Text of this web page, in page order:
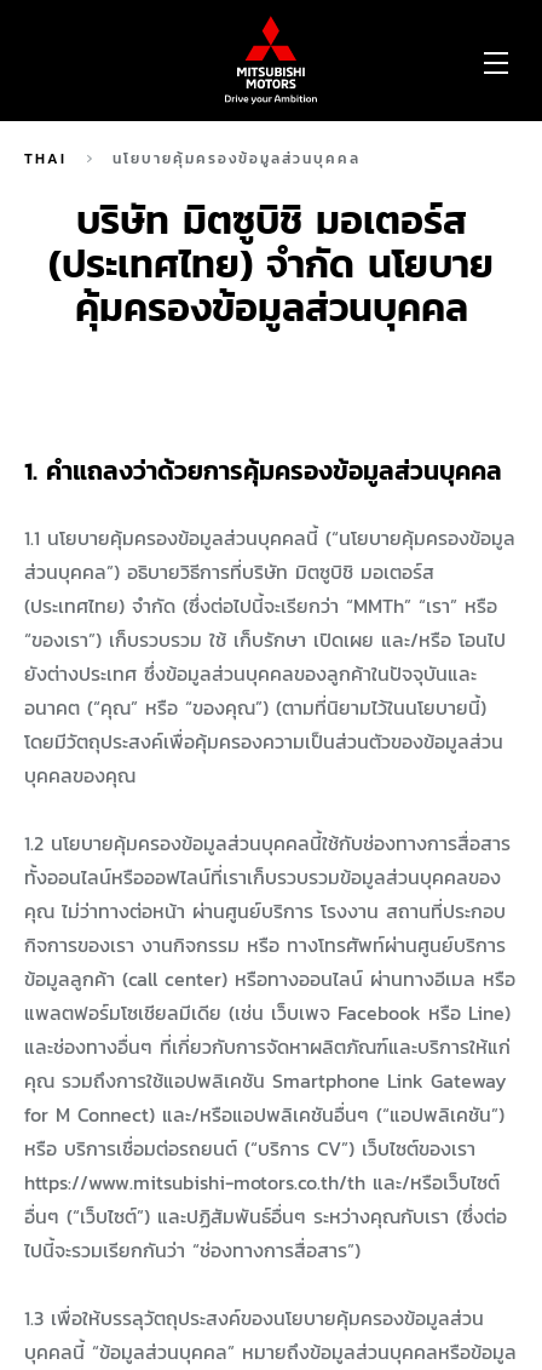
THAI นโยบายคุ้มครองข้อมูลส่วนบุคคล
บริษัท มิตซูบิชิ มอเตอร์ส
(ประเทศไทย) จำกัด นโยบาย
คุ้มครองข้อมูลส่วนบุคคล
1. คำแถลงว่าด้วยการคุ้มครองข้อมูลส่วนบุคคล
1.1 นโยบายคุ้มครองข้อมูลส่วนบุคคลนี้ (“นโยบายคุ้มครองข้อมูล
ส่วนบุคคล”) อธิบายวิธีการที่บริษัท มิตซูบิชิ มอเตอร์ส
(ประเทศไทย) จำกัด (ซึ่งต่อไปนี้จะเรียกว่า “MMTh” “เรา” หรือ
“ของเรา”) เก็บรวบรวม ใช้ เก็บรักษา เปิดเผย และ/หรือ โอนไป
ยังต่างประเทศ ซึ่งข้อมูลส่วนบุคคลของลูกค้าในปัจจุบันและ
อนาคต (“คุณ” หรือ “ของคุณ”) (ตามที่นิยามไว้ในนโยบายนี้)
โดยมีวัตถุประสงค์เพื่อคุ้มครองความเป็นส่วนตัวของข้อมูลส่วน
บุคคลของคุณ
1.2 นโยบายคุ้มครองข้อมูลส่วนบุคคลนี้ใช้กับช่องทางการสื่อสาร
ทั้งออนไลน์หรือออฟไลน์ที่เราเก็บรวบรวมข้อมูลส่วนบุคคลของ
คุณ ไม่ว่าทางต่อหน้า ผ่านศูนย์บริการ โรงงาน สถานที่ประกอบ
กิจการของเรา งานกิจกรรม หรือ ทางโทรศัพท์ผ่านศูนย์บริการ
ข้อมูลลูกค้า (call center) หรือทางออนไลน์ ผ่านทางอีเมล หรือ
แพลตฟอร์มโซเชียลมีเดีย (เช่น เว็บเพจ Facebook หรือ Line)
และช่องทางอื่นๆ ที่เกี่ยวกับการจัดหาผลิตภัณฑ์และบริการให้แก่
คุณ รวมถึงการใช้แอปพลิเคชัน Smartphone Link Gateway
for M Connect) และ/หรือแอปพลิเคชันอื่นๆ (“แอปพลิเคชัน”)
หรือ บริการเชื่อมต่อรถยนต์ (“บริการ CV”) เว็บไซต์ของเรา
https://www.mitsubishi-motors.co.th/th และ/หรือเว็บไซต์
อื่นๆ (“เว็บไซต์”) และปฏิสัมพันธ์อื่นๆ ระหว่างคุณกับเรา (ซึ่งต่อ
ไปนี้จะรวมเรียกกันว่า “ช่องทางการสื่อสาร”)
1.3 เพื่อให้บรรลุวัตถุประสงค์ของนโยบายคุ้มครองข้อมูลส่วน
บุคคลนี้ “ข้อมูลส่วนบุคคล” หมายถึงข้อมูลส่วนบุคคลหรือข้อมูล